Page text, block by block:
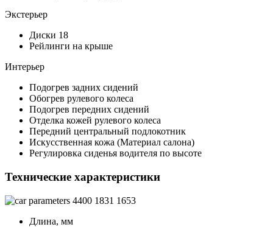
Экстерьер
Диски 18
Рейлинги на крыше
Интерьер
Подогрев задних сидений
Обогрев рулевого колеса
Подогрев передних сидений
Отделка кожей рулевого колеса
Передний центральный подлокотник
Искусственная кожа (Материал салона)
Регулировка сиденья водителя по высоте
Технические характеристики
4400 1831 1653
Длина, мм